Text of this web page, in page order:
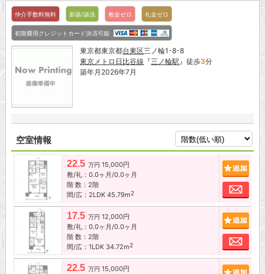
仲介手数料無料 新築/築浅 敷金ゼロ 礼金ゼロ
初期費用クレジットカード決済可能
東京都東京都台東区三ノ輪1-8-8
東京メトロ日比谷線 『三ノ輪駅』徒歩3分
築年月2026年7月
空室情報
22.5 万円 15,000円
敷/礼：0.0ヶ月/0.0ヶ月
階 数：2階
間/広：2LDK 45.79m2
お
17.5 万円 12,000円
敷/礼：0.0ヶ月/0.0ヶ月
階 数：2階
間/広：1LDK 34.72m2
お
22.5 万円 15,000円